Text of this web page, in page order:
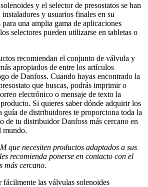
y el selector de presostatos se han
y usuarios finales en su
una amplia gama de aplicaciones
selectores pueden utilizarse en tabletas o
recomiendan el conjunto de válvula y
apropiados de entre los artículos
de Danfoss. Cuando hayas encontrado la
que buscas, podrás imprimir o
electrónico o mensaje de texto la
Si quieres saber dónde adquirir los
guía de distribuidores te proporciona toda la
de tu distribuidor Danfoss más cercano en
mundo.
que necesiten productos adaptados a sus
recomienda ponerse en contacto con el
más cercano.
fácilmente las válvulas solenoides